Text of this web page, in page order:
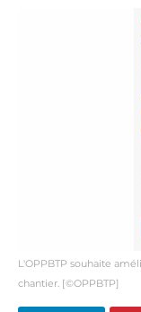
L'OPPBTP souhaite
chantier. [©OPPBTP]